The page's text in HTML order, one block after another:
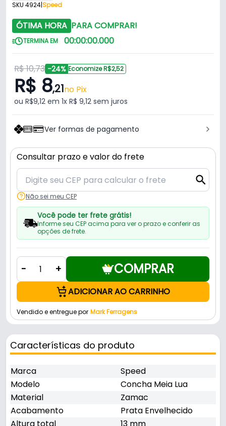
SKU 4924|Speed
ÓTIMA HORA PARA COMPRAR!
TERMINA EM 00:00:00.000
R$ 10,73 -24% Economize R$2,52
R$ 8,21no Pix
ou R$9,12 em 1x R$ 9,12 sem juros
Ver formas de pagamento
Consultar prazo e valor do frete
Não sei meu CEP
Você pode ter frete grátis!
Informe seu CEP acima para ver o prazo e conferir as
opções de frete.
- + COMPRAR
ADICIONAR AO CARRINHO
Vendido e entregue por Mark Ferragens
Características do produto
Marca
Speed
Modelo
Concha Meia Lua
Material
Zamac
Acabamento
Prata Envelhecido